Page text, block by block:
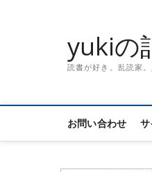
yukiの
読書が好き。乱読家
お問い合わせ